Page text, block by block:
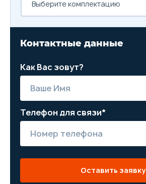
Выберите комплектацию
Контактные данные
Как Вас зовут?
Телефон для связи*
Оставить заявку